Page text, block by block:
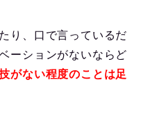
り、口で言っているだ
ーションがないならど
がない程度のことは足